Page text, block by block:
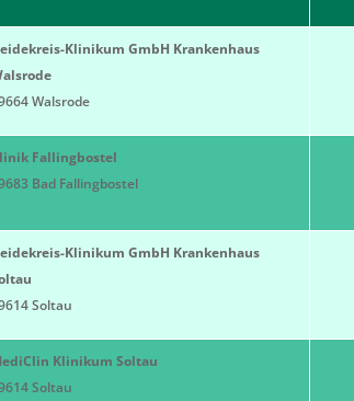
Klinikum GmbH Krankenhaus
Walsrode
Fallingbostel
Bad Fallingbostel
Klinikum GmbH Krankenhaus
Soltau
Klinikum Soltau
Soltau